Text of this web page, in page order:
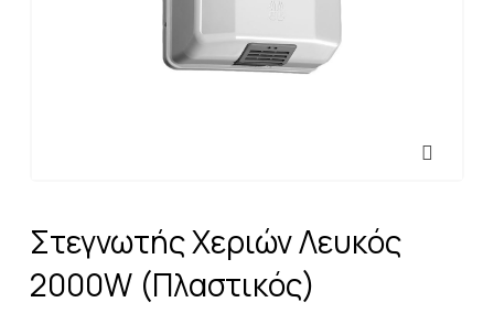
Στεγνωτής Χεριών Λευκός
2000W (Πλαστικός)